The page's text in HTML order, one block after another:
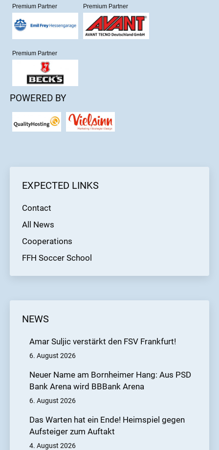
Premium Partner Premium Partner
Premium Partner
POWERED BY
EXPECTED LINKS
Contact
All News
Cooperations
FFH Soccer School
NEWS
Amar Suljic verstärkt den FSV Frankfurt!
6. August 2026
Neuer Name am Bornheimer Hang: Aus PSD
Bank Arena wird BBBank Arena
6. August 2026
Das Warten hat ein Ende! Heimspiel gegen
Aufsteiger zum Auftakt
4. August 2026